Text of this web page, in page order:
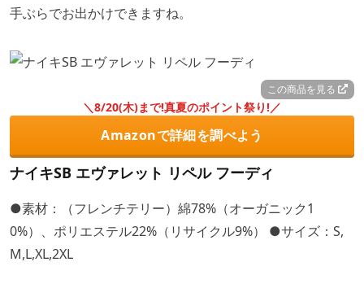
手ぶらでお出かけできますね。
この商品を見る
＼8/20(木)まで!真夏のポイント祭り!／
Amazonで詳細を調べよう
ナイキSB エヴァレット リペル フーディ
●素材：（フレンチテリー）綿78%（オーガニック1
0%）、ポリエステル22%（リサイクル9%） ●サイズ：S,
M,L,XL,2XL